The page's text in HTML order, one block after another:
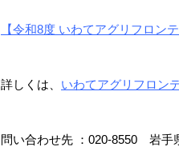
【令和8度 いわてアグリフロン
詳しくは、 いわてアグリフロン
問い合わせ先 ：020-8550 岩手